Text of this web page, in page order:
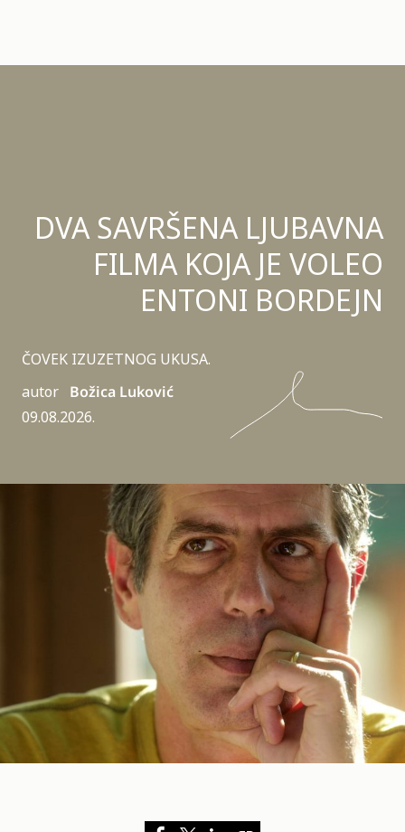
DVA SAVRŠENA LJUBAVNA
FILMA KOJA JE VOLEO
ENTONI BORDEJN
ČOVEK IZUZETNOG UKUSA.
autor Božica Luković
09.08.2026.